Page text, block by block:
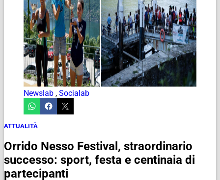
Newslab , Socialab
ATTUALITÀ
Orrido Nesso Festival, straordinario
successo: sport, festa e centinaia di
partecipanti